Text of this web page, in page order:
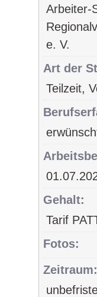
Arbeiter-
e. V.
Art der
Teilzeit,
Gehalt:
Tarif
Fotos:
Zeitraum: